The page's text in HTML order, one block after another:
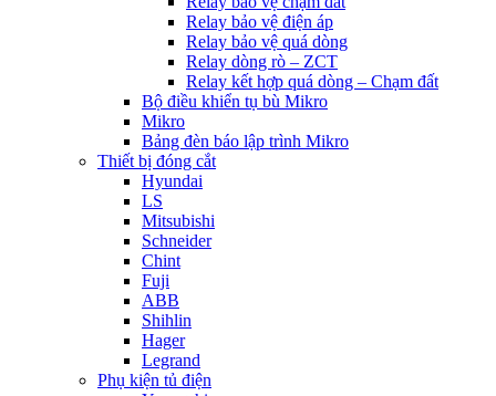
Relay bảo vệ điện áp
Relay bảo vệ quá dòng
Relay dòng rò – ZCT
Relay kết hợp quá dòng – Chạm đất
Bộ điều khiển tụ bù Mikro
Mikro
Bảng đèn báo lập trình Mikro
Thiết bị đóng cắt
Hyundai
LS
Mitsubishi
Schneider
Chint
Fuji
ABB
Shihlin
Hager
Legrand
Phụ kiện tủ điện